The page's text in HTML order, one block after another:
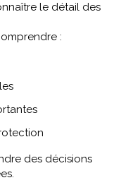
le détail des
:
des décisions